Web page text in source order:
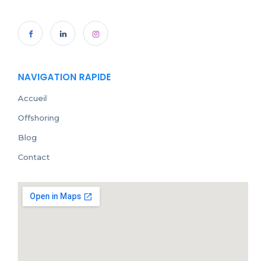
NAVIGATION RAPIDE
Accueil
Offshoring
Blog
Contact